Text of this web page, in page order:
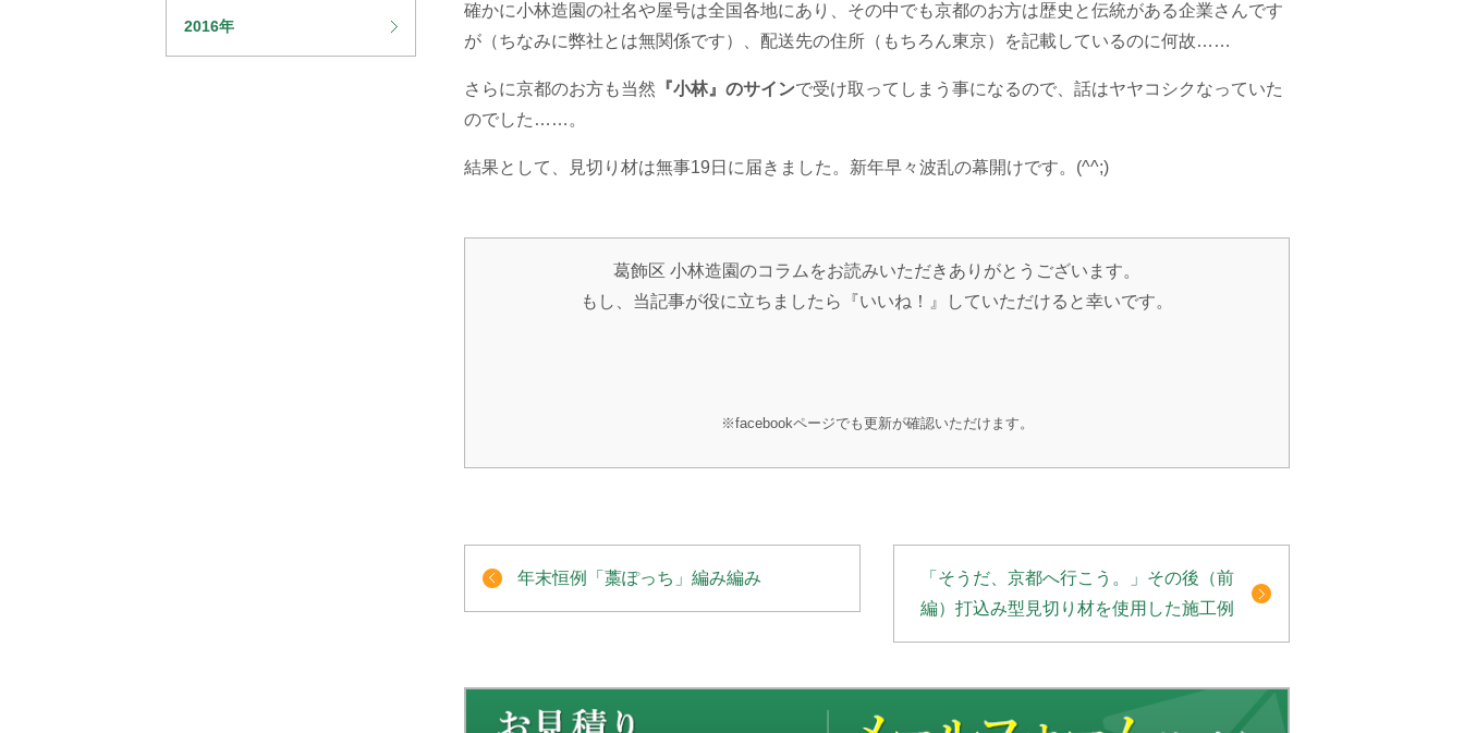
確かに小林造園の社名や屋号は全国各地にあり、その中でも京都のお方は歴史と伝統がある企業さんです
が（ちなみに弊社とは無関係です）、配送先の住所（もちろん東京）を記載しているのに何故……
さらに京都のお方も当然 『小林』のサインで受け取ってしまう事になるので、話はヤヤコシクなっていた
のでした……。
結果として、見切り材は無事19日に届きました。新年早々波乱の幕開けです。(^^;)
葛飾区 小林造園のコラムをお読みいただきありがとうございます。
もし、当記事が役に立ちましたら『いいね！』していただけると幸いです。
※facebookページでも更新が確認いただけます。
「そうだ、京都へ行こう。」その後（前
編）打込み型見切り材を使用した施工例
年末恒例「藁ぽっち」編み編み
2016年